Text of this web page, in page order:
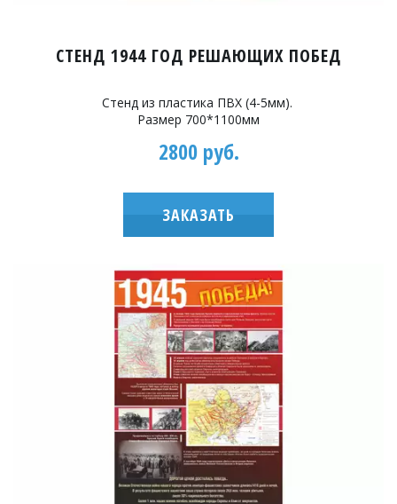
СТЕНД 1944 ГОД РЕШАЮЩИX ПОБЕД
Стенд из пластика ПВХ (4-5мм).
Размер 700*1100мм
2800 руб.
ЗАКАЗАТЬ